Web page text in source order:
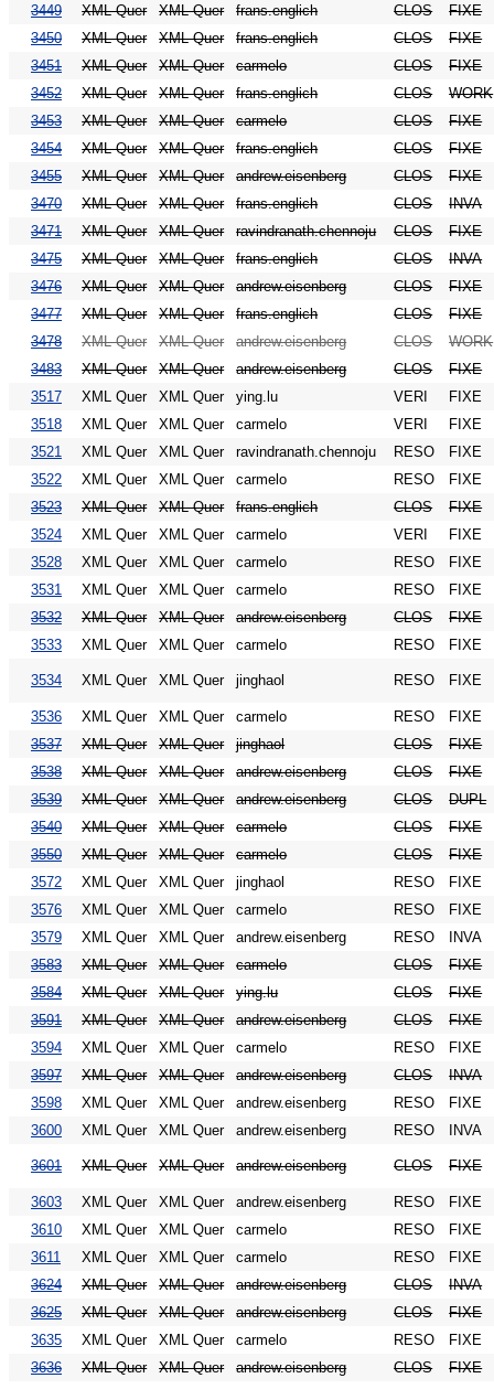
3449
XML Quer XML Quer frans.englich CLOS
FIXE
3450
XML Quer XML Quer frans.englich CLOS
FIXE
3451
XML Quer XML Quer carmelo CLOS
FIXE
3452
XML Quer XML Quer frans.englich CLOS
WORK
3453
XML Quer XML Quer carmelo CLOS
FIXE
3454
XML Quer XML Quer frans.englich CLOS
FIXE
3455
XML Quer XML Quer andrew.eisenberg CLOS
FIXE
3470
XML Quer XML Quer frans.englich CLOS
INVA
3471
XML Quer XML Quer ravindranath.chennoju CLOS
FIXE
3475
XML Quer XML Quer frans.englich CLOS
INVA
3476
XML Quer XML Quer andrew.eisenberg CLOS
FIXE
3477
XML Quer XML Quer frans.englich CLOS
FIXE
3478
XML Quer XML Quer andrew.eisenberg CLOS
WORK
3483
XML Quer XML Quer andrew.eisenberg CLOS
FIXE
3517
XML Quer XML Quer ying.lu VERI
FIXE
3518
XML Quer XML Quer carmelo VERI
FIXE
3521
XML Quer XML Quer ravindranath.chennoju RESO
FIXE
3522
XML Quer XML Quer carmelo RESO
FIXE
3523
XML Quer XML Quer frans.englich CLOS
FIXE
3524
XML Quer XML Quer carmelo VERI
FIXE
3528
XML Quer XML Quer carmelo RESO
FIXE
3531
XML Quer XML Quer carmelo RESO
FIXE
3532
XML Quer XML Quer andrew.eisenberg CLOS
FIXE
3533
XML Quer XML Quer carmelo RESO FIXE
3534 XML Quer XML Quer jinghaol RESO FIXE
3536 XML Quer XML Quer carmelo RESO
FIXE
3537
XML Quer XML Quer jinghaol CLOS
FIXE
3538
XML Quer XML Quer andrew.eisenberg CLOS
FIXE
3539
XML Quer XML Quer andrew.eisenberg CLOS
DUPL
3540
XML Quer XML Quer carmelo CLOS
FIXE
3550
XML Quer XML Quer carmelo CLOS
FIXE
3572
XML Quer XML Quer jinghaol RESO
FIXE
3576
XML Quer XML Quer carmelo RESO
FIXE
3579
XML Quer XML Quer andrew.eisenberg RESO
INVA
3583
XML Quer XML Quer carmelo CLOS
FIXE
3584
XML Quer XML Quer ying.lu CLOS
FIXE
3591
XML Quer XML Quer andrew.eisenberg CLOS
FIXE
3594
XML Quer XML Quer carmelo RESO
FIXE
3597
XML Quer XML Quer andrew.eisenberg CLOS
INVA
3598
XML Quer XML Quer andrew.eisenberg RESO
FIXE
3600
XML Quer XML Quer andrew.eisenberg RESO INVA
3601 XML Quer XML Quer andrew.eisenberg CLOS FIXE
3603 XML Quer XML Quer andrew.eisenberg RESO
FIXE
3610
XML Quer XML Quer carmelo RESO
FIXE
3611
XML Quer XML Quer carmelo RESO
FIXE
3624
XML Quer XML Quer andrew.eisenberg CLOS
INVA
3625
XML Quer XML Quer andrew.eisenberg CLOS
FIXE
3635
XML Quer XML Quer carmelo RESO
FIXE
3636
XML Quer XML Quer andrew.eisenberg CLOS
FIXE